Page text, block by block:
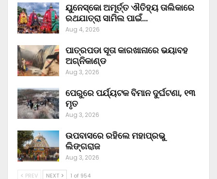
ୟୁନେସ୍କୋ ଅମୂର୍ତ୍ତ ଐତିହ୍ୟ ତାଲିକାରେ
ରଥଯାତ୍ରା ସାମିଲ ପାଇଁ…
Aug 4, 2026
ପାତ୍ରପଡା ସୂତା କାରଖାନାରେ ଭୟାବହ
ଅଗ୍ନିକାଣ୍ଡ
Aug 3, 2026
ପେରୁରେ ପର୍ଯ୍ୟଟକ ବିମାନ ଦୁର୍ଘଟଣା, ୧୩
ମୃତ
Aug 3, 2026
ଉପବାସରେ ରହିଲେ ମହାପ୍ରଭୁ
ଲିଙ୍ଗରାଜ
Aug 3, 2026
PREV NEXT 1 of 954